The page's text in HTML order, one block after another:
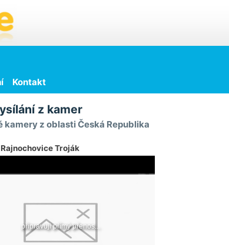
Kontakt
z kamer
kamery z oblasti Česká Republika
Troják